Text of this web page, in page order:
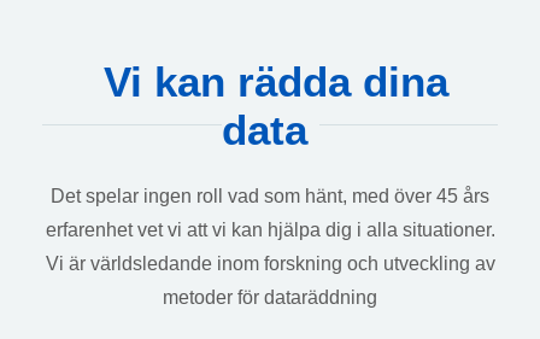
Vi kan rädda dina
data
Det spelar ingen roll vad som hänt, med över 45 års
erfarenhet vet vi att vi kan hjälpa dig i alla situationer.
Vi är världsledande inom forskning och utveckling av
metoder för dataräddning